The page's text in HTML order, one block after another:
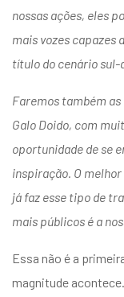
nossas ações, eles
mais vozes capazes
título do cenário sul-
Faremos também
Galo Doido, com
oportunidade de se
inspiração. O
já faz esse tipo de
mais públicos é a
Essa não é a
magnitude